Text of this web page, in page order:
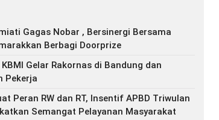
Gagas Nobar , Bersinergi Bersama
Berbagi Doorprize
Gelar Rakornas di Bandung dan
Pekerja
Peran RW dan RT, Insentif APBD Triwulan
Semangat Pelayanan Masyarakat